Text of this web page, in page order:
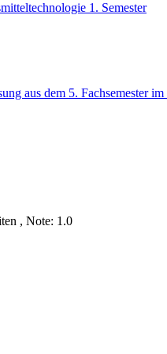
1. Semester
aus dem 5. Fachsemester
, Note: 1.0